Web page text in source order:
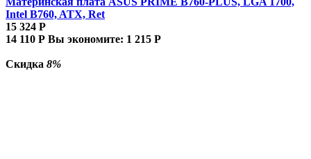
Intel B760, ATX, Ret
15 324 Р
14 110 Р Вы экономите: 1 215 Р
Скидка 8%